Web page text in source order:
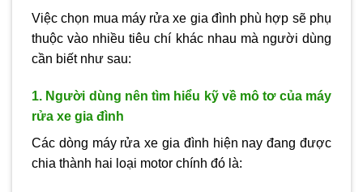
Việc chọn mua máy rửa xe gia đình phù hợp sẽ phụ
thuộc vào nhiều tiêu chí khác nhau mà người dùng
cần biết như sau:
1. Người dùng nên tìm hiểu kỹ về mô tơ của máy
rửa xe gia đình
Các dòng máy rửa xe gia đình hiện nay đang được
chia thành hai loại motor chính đó là: